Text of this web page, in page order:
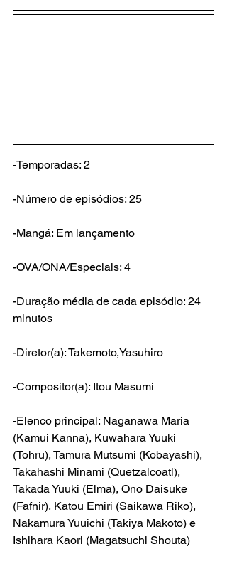
-Temporadas: 2
-Número de episódios: 25
-Mangá: Em lançamento
-OVA/ONA/Especiais: 4
-Duração média de cada episódio: 24
minutos
-Diretor(a): Takemoto,Yasuhiro
-Compositor(a): Itou Masumi
-Elenco principal: Naganawa Maria
(Kamui Kanna), Kuwahara Yuuki
(Tohru), Tamura Mutsumi (Kobayashi),
Takahashi Minami (Quetzalcoatl),
Takada Yuuki (Elma), Ono Daisuke
(Fafnir), Katou Emiri (Saikawa Riko),
Nakamura Yuuichi (Takiya Makoto) e
Ishihara Kaori (Magatsuchi Shouta)